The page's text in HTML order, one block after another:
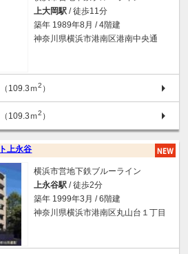
上大岡駅 / 徒歩11分
築年 1989年8月 / 4階建
神奈川県横浜市港南区港南中央通
109.3ｍ2 ）
109.3ｍ2 ）
上永谷
横浜市営地下鉄ブルーライン
上永谷駅 / 徒歩2分
築年 1999年3月 / 6階建
神奈川県横浜市港南区丸山台１丁目